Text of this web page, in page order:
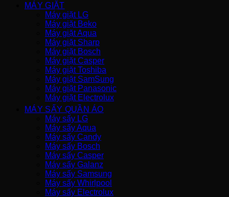
MÁY GIẶT
Máy giặt LG
Máy giặt Beko
Máy giặt Aqua
Máy giặt Sharp
Máy giặt Bosch
Máy giặt Casper
Máy giặt Toshiba
Máy giặt SamSung
Máy giặt Panasonic
Máy giặt Electrolux
MÁY SẤY QUẦN ÁO
Máy sấy LG
Máy sấy Aqua
Máy sấy Candy
Máy sấy Bosch
Máy sấy Casper
Máy sấy Galanz
Máy sấy Samsung
Máy sấy Whirlpool
Máy sấy Electrolux